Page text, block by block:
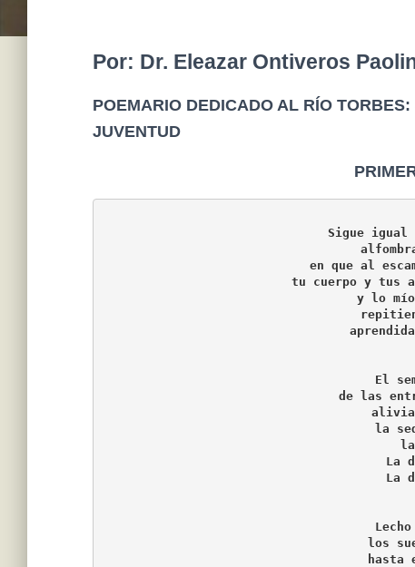
Por: Dr. Eleazar Ontiveros
POEMARIO DEDICADO AL RÍO
JUVENTUD
Sigue
en que al
tu cuerpo y tus
y lo
El
de las
alivia
la
La
La
los
hasta